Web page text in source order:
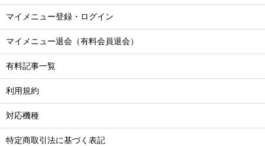
マイメニュー登録・ログイン
マイメニュー退会（有料会員退会）
有料記事一覧
利用規約
対応機種
特定商取引法に基づく表記